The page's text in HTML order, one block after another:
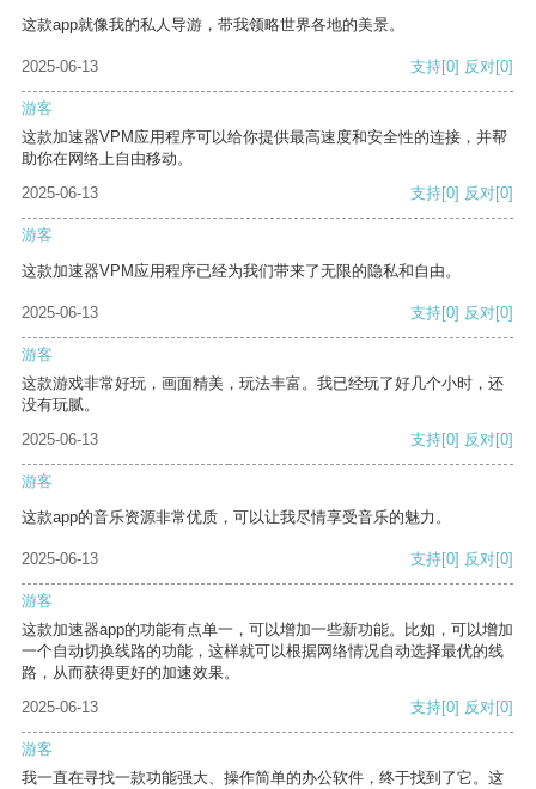
这款app就像我的私人导游，带我领略世界各地的美景。
2025-06-13 支持[0] 反对[0]
游客
这款加速器VPM应用程序可以给你提供最高速度和安全性的连接，并帮
助你在网络上自由移动。
2025-06-13
支持[0] 反对[0]
游客
这款加速器VPM应用程序已经为我们带来了无限的隐私和自由。
2025-06-13 支持[0] 反对[0]
游客
这款游戏非常好玩，画面精美，玩法丰富。我已经玩了好几个小时，还
没有玩腻。
2025-06-13
支持[0] 反对[0]
游客
这款app的音乐资源非常优质，可以让我尽情享受音乐的魅力。
2025-06-13 支持[0] 反对[0]
游客
这款加速器app的功能有点单一，可以增加一些新功能。比如，可以增加
一个自动切换线路的功能，这样就可以根据网络情况自动选择最优的线
路，从而获得更好的加速效果。
2025-06-13
支持[0] 反对[0]
游客
我一直在寻找一款功能强大、操作简单的办公软件，终于找到了它。这